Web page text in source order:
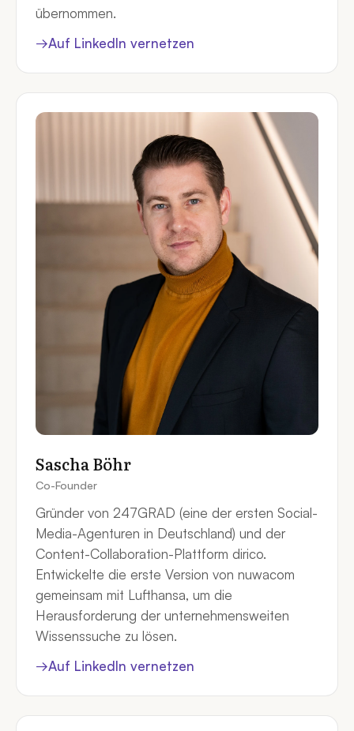
übernommen.
→Auf LinkedIn vernetzen
Sascha Böhr
Co-Founder
Gründer von 247GRAD (eine der ersten Social-
Media-Agenturen in Deutschland) und der
Content-Collaboration-Plattform dirico.
Entwickelte die erste Version von nuwacom
gemeinsam mit Lufthansa, um die
Herausforderung der unternehmensweiten
Wissenssuche zu lösen.
→Auf LinkedIn vernetzen